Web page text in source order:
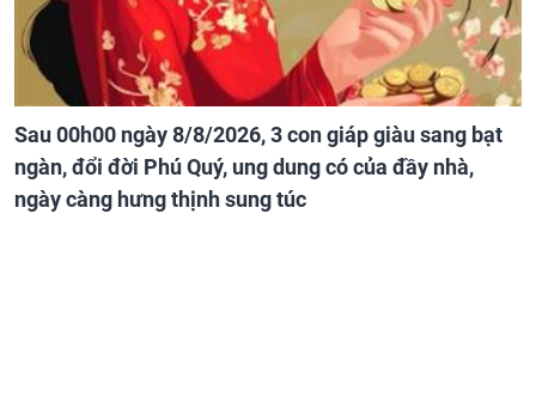
Sau 00h00 ngày 8/8/2026, 3 con giáp giàu sang bạt
ngàn, đổi đời Phú Quý, ung dung có của đầy nhà,
ngày càng hưng thịnh sung túc